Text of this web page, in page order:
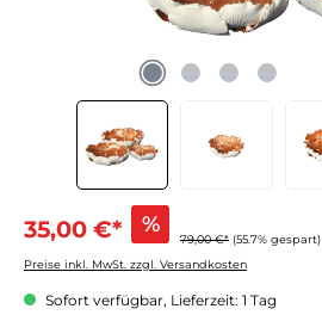
35,00 €* %
79,00 €* (55.7% gespart)
Preise inkl. MwSt. zzgl. Versandkosten
Sofort verfügbar, Lieferzeit: 1 Tag